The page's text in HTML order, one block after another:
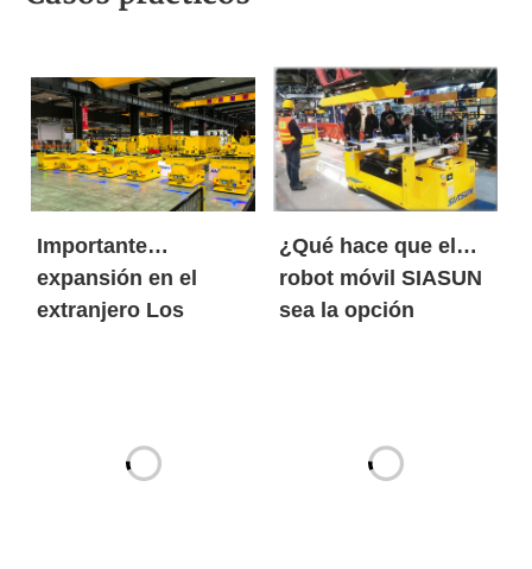
Importante
expansión en el
extranjero Los
europeo de las
¿Qué hace que el
robot móvil SIASUN
sea la opción
como de las marcas